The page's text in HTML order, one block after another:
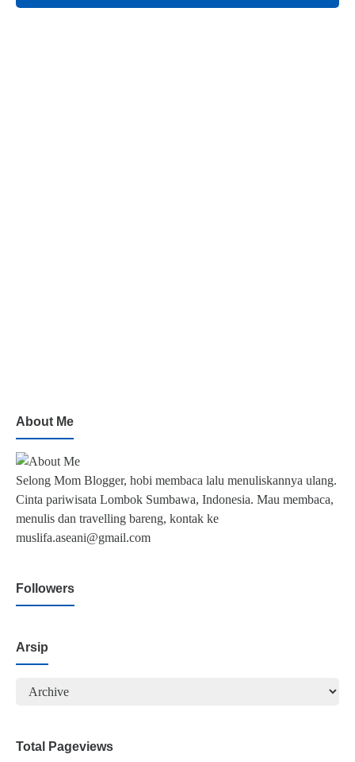
About Me
Selong Mom Blogger, hobi membaca lalu menuliskannya ulang.
Cinta pariwisata Lombok Sumbawa, Indonesia. Mau membaca,
menulis dan travelling bareng, kontak ke
muslifa.aseani@gmail.com
Followers
Arsip
Total Pageviews